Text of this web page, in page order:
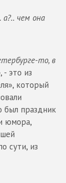
чем она
то, в
, - это из
который
был праздник
юмора,
сути, из